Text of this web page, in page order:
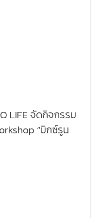
LIFE จัดกิจกรรม
“มิกซ์รูน